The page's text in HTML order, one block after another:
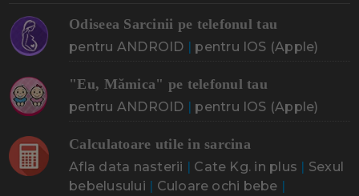
Odiseea Sarcinii pe telefonul tau
pentru ANDROID | pentru IOS (Apple)
"Eu, Mămica" pe telefonul tau
pentru ANDROID | pentru IOS (Apple)
Calculatoare utile in sarcina
Afla data nasterii | Cate Kg. in plus | Sexul
bebelusului | Culoare ochi bebe |